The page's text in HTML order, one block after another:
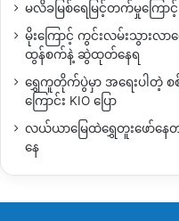
မလိခမြစ်ရေမြင့်တက်မှုကြော
မိုးကြောင့် ကွင်းလမ်းသွားလ
ထွန်စက်နဲ့ ဆွဲထုတ်နေရ
ရွှေကူတိုက်ပွဲမှာ အရေးပါတဲ့
ကြောင်း KIO ပြော
လယ်ယာမြေထဲရွှေတူးဖော်နေ
နေ